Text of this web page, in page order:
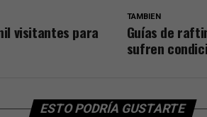
TAMBIEN
Guías de
sufren
visitantes para
ESTO PODRÍA GUSTARTE